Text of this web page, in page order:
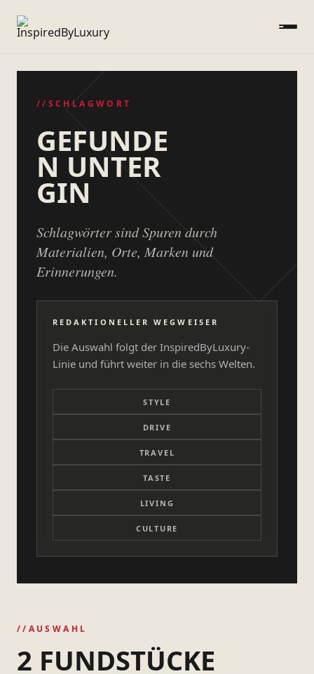
//SCHLAGWORT
GEFUNDE
N UNTER
GIN
Schlagwörter sind Spuren durch
Materialien, Orte, Marken und
Erinnerungen.
REDAKTIONELLER WEGWEISER
Die Auswahl folgt der InspiredByLuxury-
Linie und führt weiter in die sechs Welten.
STYLE
DRIVE
TRAVEL
TASTE
LIVING
CULTURE
//AUSWAHL
2 FUNDSTÜCKE